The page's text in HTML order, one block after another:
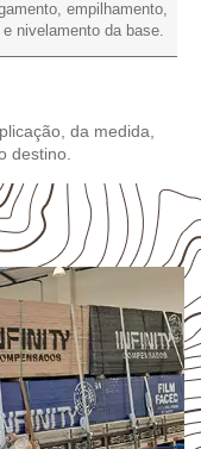
empilhamento,
nivelamento da base.
da medida,
destino.